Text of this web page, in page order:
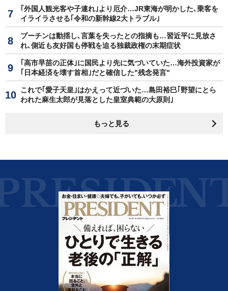
｢外国人観光客や子連れ｣より厄介…JR東海が明かした､乗客を
イライラさせる｢令和の新幹線2大トラブル｣
プーチンは動揺し､言葉を失ったとの指摘も…習近平に見放さ
れ､側近も友好国も停戦を迫る独裁政権の末期症状
｢高市早苗の正体｣に国民より先に気づいていた…海外投資家が
｢日本経済を壊す首相｣だと確信した"残念発言"
これで｢愛子天皇｣はかえって近づいた…島田裕巳｢野望にとら
われた麻生太郎が見落とした皇室典範の大原則｣
もっと見る